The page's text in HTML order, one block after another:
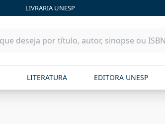
LIVRARIA UNESP
LITERATURA EDITORA UNESP